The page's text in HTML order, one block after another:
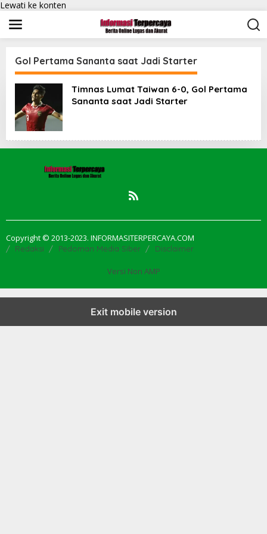
Lewati ke konten
Gol Pertama Sananta saat Jadi Starter
Timnas Lumat Taiwan 6-0, Gol Pertama
Sananta saat Jadi Starter
Copyright © 2013-2023. INFORMASITERPERCAYA.COM
Redaksi Pedoman Media Siber Disclaimer
Versi Non AMP
Exit mobile version